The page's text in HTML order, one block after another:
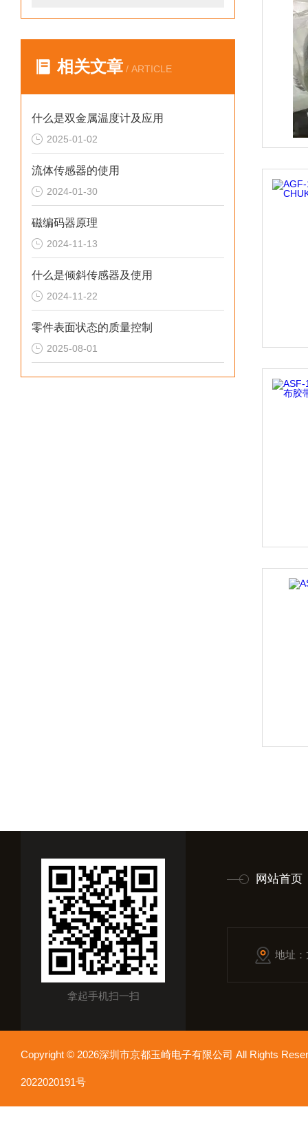
相关文章 / ARTICLE
什么是双金属温度计及应用
2025-01-02
流体传感器的使用
2024-01-30
磁编码器原理
2024-11-13
什么是倾斜传感器及使用
2024-11-22
零件表面状态的质量控制
2025-08-01
拿起手机扫一扫
网站首页
地址
Copyright © 2026深圳市京都玉崎电子有限公司 All Rights
2022020191号